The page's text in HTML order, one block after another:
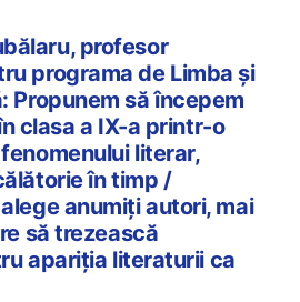
profesor
programa de Limba și
Propunem să începem
clasa a IX-a printr-o
literar,
în timp /
anumiți autori, mai
să trezească
apariția literaturii ca